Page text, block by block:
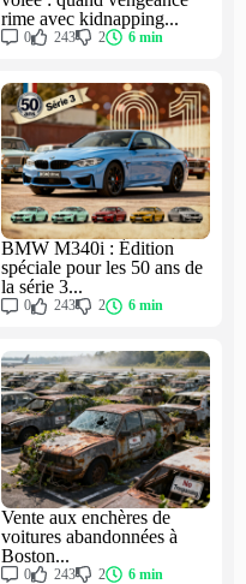
rime avec kidnapping...
0 243 2 6 min
BMW M340i : Édition
spéciale pour les 50 ans de
la série 3...
0 243 2 6 min
Vente aux enchères de
voitures abandonnées à
Boston...
0 243 2 6 min